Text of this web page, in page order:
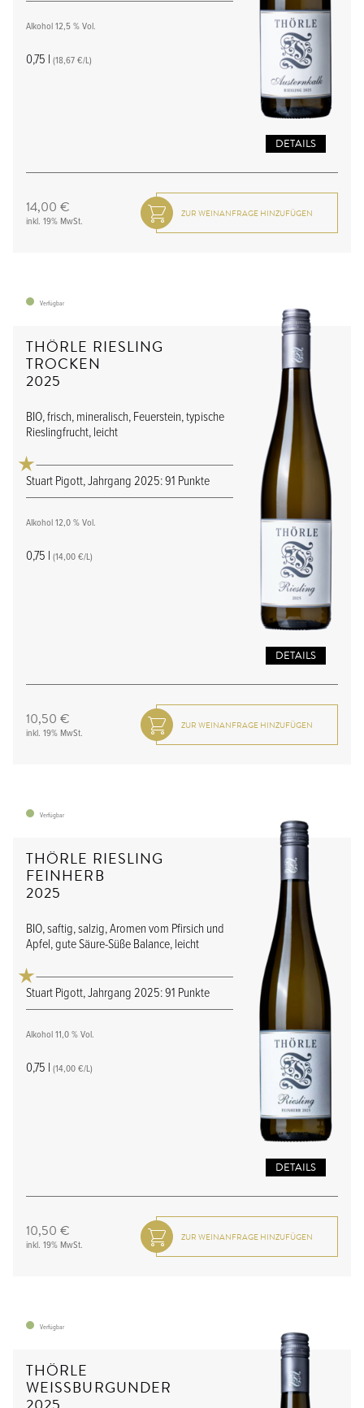
DETAILS
Alkohol 12,5 % Vol.
0,75 l (18,67 €/L)
14,00 €
inkl. 19% MwSt.
Verfügbar
DETAILS
THÖRLE RIESLING
TROCKEN
2025
BIO, frisch, mineralisch, Feuerstein, typische
Rieslingfrucht, leicht
Stuart Pigott, Jahrgang 2025: 91 Punkte
Alkohol 12,0 % Vol.
0,75 l (14,00 €/L)
10,50 €
inkl. 19% MwSt.
Verfügbar
DETAILS
THÖRLE RIESLING
FEINHERB
2025
BIO, saftig, salzig, Aromen vom Pfirsich und
Apfel, gute Säure-Süße Balance, leicht
Stuart Pigott, Jahrgang 2025: 91 Punkte
Alkohol 11,0 % Vol.
0,75 l (14,00 €/L)
10,50 €
inkl. 19% MwSt.
Verfügbar
THÖRLE
WEISSBURGUNDER